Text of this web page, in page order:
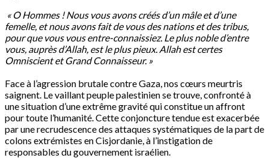
« O Hommes ! Nous vous avons créés d’un mâle et d’une
femelle, et nous avons fait de vous des nations et des tribus,
pour que vous vous entre-connaissiez. Le plus noble d’entre
vous, auprès d’Allah, est le plus pieux. Allah est certes
Omniscient et Grand Connaisseur. »
Face à l’agression brutale contre Gaza, nos cœurs meurtris
saignent. Le vaillant peuple palestinien se trouve, confronté à
une situation d’une extrême gravité qui constitue un affront
pour toute l’humanité. Cette conjoncture tendue est exacerbée
par une recrudescence des attaques systématiques de la part de
colons extrémistes en Cisjordanie, à l’instigation de
responsables du gouvernement israélien.